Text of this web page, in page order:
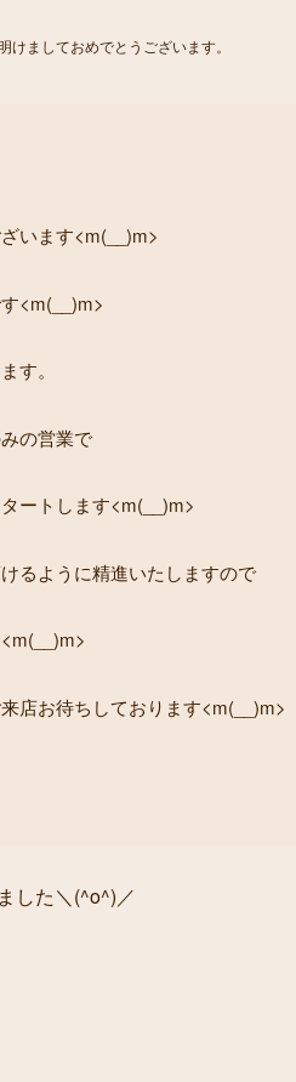
けましておめでとうございます。
います<m(__)m>
<m(__)m>
す。
の営業で
ートします<m(__)m>
るように精進いたしますので
店お待ちしております<m(__)m>
した＼(^o^)／